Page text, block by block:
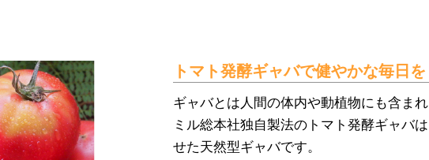
トマト発酵ギャバで健やかな毎日を
ギャバとは人間の体内や動植物にも含ま
ミル総本社独自製法のトマト発酵ギャバ
せた天然型ギャバです。